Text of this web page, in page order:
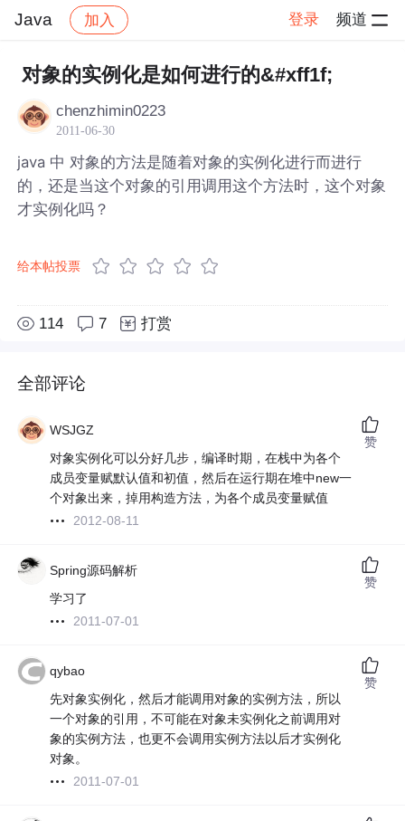
Java 加入 登录 频道
社区 Java 帖子详情
对象的实例化是如何进行的&#xff1f;
chenzhimin0223
2011-06-30
java 中 对象的方法是随着对象的实例化进行而进行
的，还是当这个对象的引用调用这个方法时，这个对象
才实例化吗？
给本帖投票
114 7 打赏
全部评论
WSJGZ
对象实例化可以分好几步，编译时期，在栈中为各个
成员变量赋默认值和初值，然后在运行期在堆中new一
个对象出来，掉用构造方法，为各个成员变量赋值
2012-08-11
赞
Spring源码解析
学习了
2011-07-01
赞
qybao
先对象实例化，然后才能调用对象的实例方法，所以
一个对象的引用，不可能在对象未实例化之前调用对
象的实例方法，也更不会调用实例方法以后才实例化
对象。
2011-07-01
赞